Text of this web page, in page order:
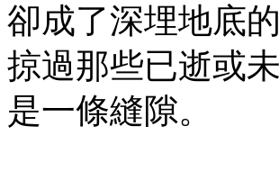
卻成了深埋地底
掠過那些已逝或
是一條縫隙。